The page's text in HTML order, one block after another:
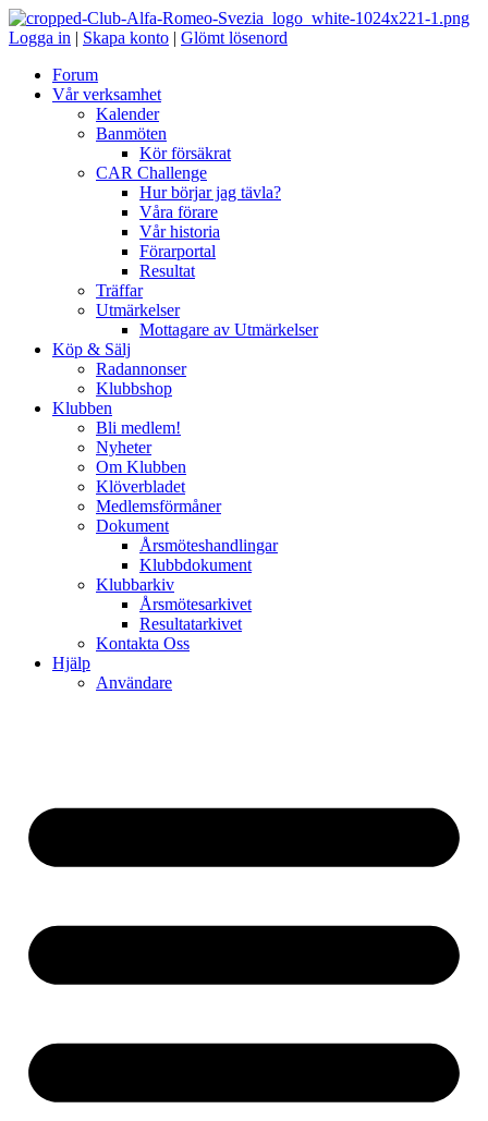
Logga in | Skapa konto | Glömt lösenord
Forum
Vår verksamhet
Kalender
Banmöten
Kör försäkrat
CAR Challenge
Hur börjar jag tävla?
Våra förare
Vår historia
Förarportal
Resultat
Träffar
Utmärkelser
Mottagare av Utmärkelser
Köp & Sälj
Radannonser
Klubbshop
Klubben
Bli medlem!
Nyheter
Om Klubben
Klöverbladet
Medlemsförmåner
Dokument
Årsmöteshandlingar
Klubbdokument
Klubbarkiv
Årsmötesarkivet
Resultatarkivet
Kontakta Oss
Hjälp
Användare